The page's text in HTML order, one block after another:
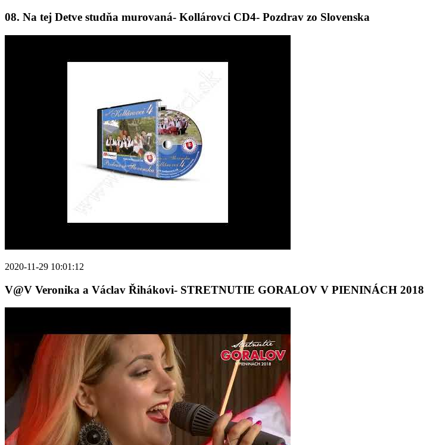
08. Na tej Detve studňa murovaná- Kollárovci CD4- Pozdrav zo Slovenska
2020-11-29 10:01:12
V@V Veronika a Václav Řihákovi- STRETNUTIE GORALOV V PIENINÁCH 2018